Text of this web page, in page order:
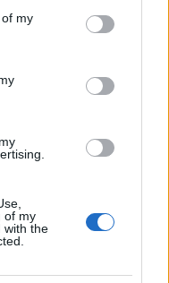
my
of my
with the
języka polskiego
stresujący
jest mądra
nasze